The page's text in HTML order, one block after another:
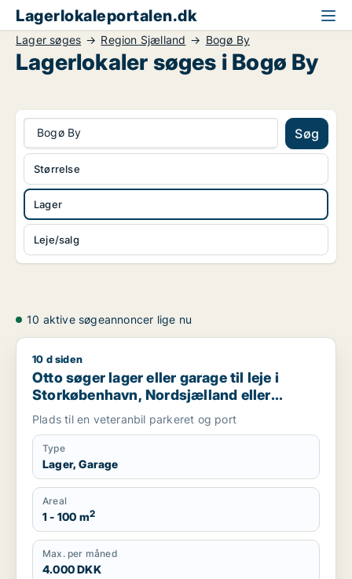
Lagerlokaleportalen.dk
Lager søges Region Sjælland Bogø By
Lagerlokaler søges i Bogø By
Bogø By Søg
Lager
Leje/salg
Størrelse
10 aktive søgeannoncer lige nu
Otto søger lager eller garage til leje i Storkøbenhavn,
10 d siden
Otto søger lager eller garage til leje i
Storkøbenhavn, Nordsjælland eller
Region Sjælland
Plads til en veteranbil parkeret og port
Type
Lager, Garage
Areal
1 - 100 m2
Max. per måned
4.000 DKK